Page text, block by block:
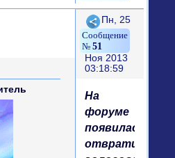
Поделиться
51
Пн, 25
Ноя 2013
03:18:59
На
форуме
появилась